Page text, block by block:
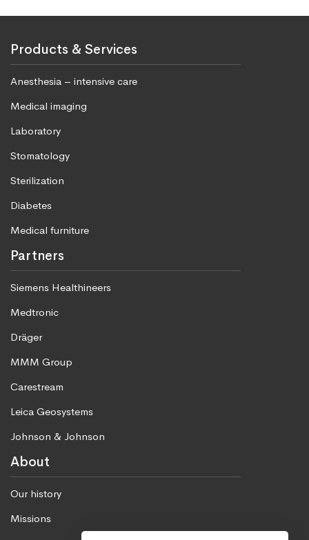
Products & Services
Anesthesia – intensive care
Medical imaging
Laboratory
Stomatology
Sterilization
Diabetes
Medical furniture
Partners
Siemens Healthineers
Medtronic
Dräger
MMM Group
Carestream
Leica Geosystems
Johnson & Johnson
About
Our history
Missions